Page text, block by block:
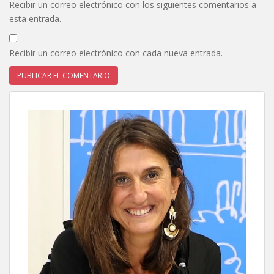
Recibir un correo electrónico con los siguientes comentarios a
esta entrada.
Recibir un correo electrónico con cada nueva entrada.